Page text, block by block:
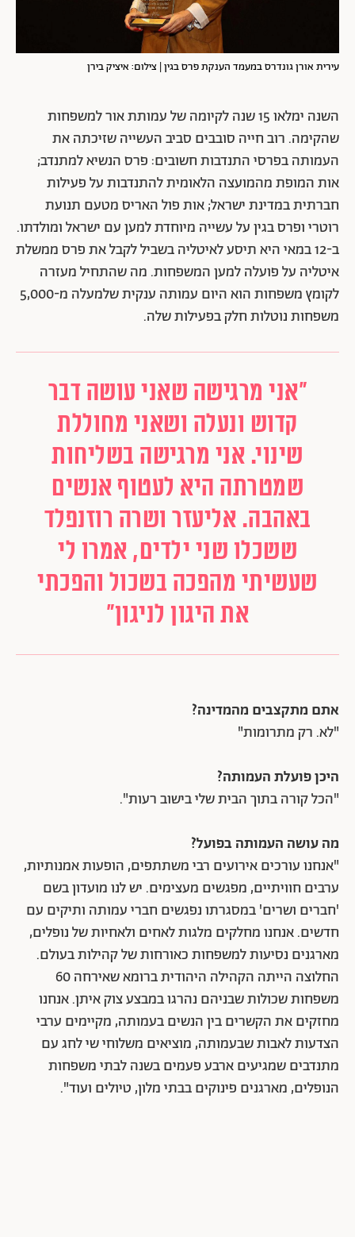
עירית אורן גונדרס במעמד הענקת פרס בגין | צילום: איציק בירן
השנה ימלאו 15 שנה לקיומה של עמותת אור למשפחות
שהקימה. רוב חייה סובבים סביב העשייה שזיכתה את
העמותה בפרסי התנדבות חשובים: פרס הנשיא למתנדב;
אות המופת מהמועצה הלאומית להתנדבות על פעילות
חברתית במדינת ישראל; אות פול האריס מטעם תנועת
רוטרי ופרס בגין על עשייה מיוחדת למען עם ישראל ומולדתו.
ב-12 במאי היא תיסע לאיטליה בשביל לקבל את פרס ממשלת
איטליה על פועלה למען המשפחות. מה שהתחיל מעזרה
לקומץ משפחות הוא היום עמותה ענקית שלמעלה מ-5,000
משפחות נוטלות חלק בפעילות שלה.
"אני מרגישה שאני עושה דבר
קדוש ונעלה ושאני מחוללת
שינוי. אני מרגישה בשליחות
שמטרתה היא לעטוף אנשים
באהבה. אליעזר ושרה רוזנפלד
ששכלו שני ילדים, אמרו לי
שעשיתי מהפכה בשכול והפכתי
את היגון לניגון"
אתם מתקצבים מהמדינה?
"לא. רק מתרומות"
היכן פועלת העמותה?
"הכל קורה בתוך הבית שלי בישוב רעות".
מה עושה העמותה בפועל?
"אנחנו עורכים אירועים רבי משתתפים, הופעות אמנותיות,
ערבים חוויתיים, מפגשים מעצימים. יש לנו מועדון בשם
'חברים ושרים' במסגרתו נפגשים חברי עמותה ותיקים עם
חדשים. אנחנו מחלקים מלגות לאחים ולאחיות של נופלים,
מארגנים נסיעות למשפחות כאורחות של קהילות בעולם.
החלוצה הייתה הקהילה היהודית ברומא שאירחה 60
משפחות שכולות שבניהם נהרגו במבצע צוק איתן. אנחנו
מחזקים את הקשרים בין הנשים בעמותה, מקיימים ערבי
הצדעות לאבות שבעמותה, מוציאים משלוחי שי לחג עם
מתנדבים שמגיעים ארבע פעמים בשנה לבתי משפחות
הנופלים, מארגנים פינוקים בבתי מלון, טיולים ועוד".